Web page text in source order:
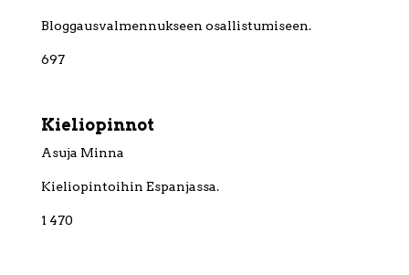
Bloggausvalmennukseen osallistumiseen.
697
Kieliopinnot
Asuja Minna
Kieliopintoihin Espanjassa.
1 470